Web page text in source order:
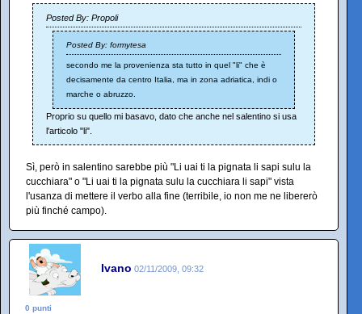
Posted By: Propoli
Posted By: formytesa
secondo me la provenienza sta tutto in quel "li" che è
decisamente da centro Italia, ma in zona adriatica, indi o
marche o abruzzo.
Proprio su quello mi basavo, dato che anche nel salentino si usa
l'articolo "li".
Sì, però in salentino sarebbe più "Li uai ti la pignata li sapi sulu la
cucchiara" o "Li uai ti la pignata sulu la cucchiara li sapi" vista
l'usanza di mettere il verbo alla fine (terribile, io non me ne libererò
più finché campo).
Ivano 02/11/2009, 09:32
0 punti